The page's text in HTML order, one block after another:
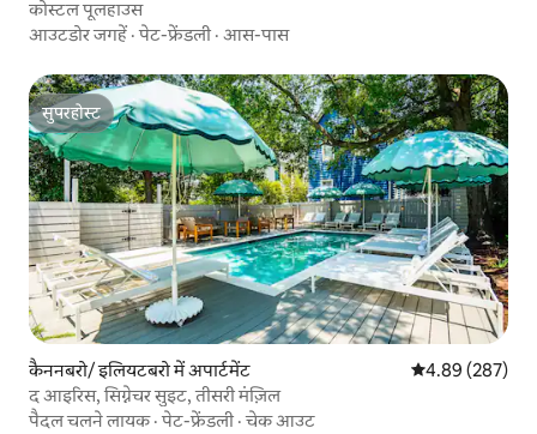
कोस्टल पूलहाउस
आउटडोर जगहें ·पेट-फ्रेंडली · आस-पास
सुपरहोस्ट
सुपरहोस्ट
कैननबरो/ इलियटबरो में अपार्टमेंट औसत रेटिंग 5 में से
4.89 (287)
द आइरिस, सिग्नेचर सुइट, तीसरी मंज़िल
पैदल चलने लायक·पेट-फ्रेंडली ·चेक आउट